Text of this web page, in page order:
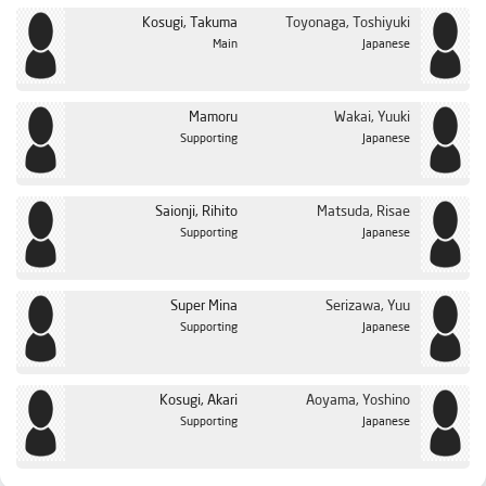
Kosugi, Takuma
Main
Toyonaga, Toshiyuki
Japanese
Mamoru
Supporting
Wakai, Yuuki
Japanese
Saionji, Rihito
Supporting
Matsuda, Risae
Japanese
Super Mina
Supporting
Serizawa, Yuu
Japanese
Kosugi, Akari
Supporting
Aoyama, Yoshino
Japanese